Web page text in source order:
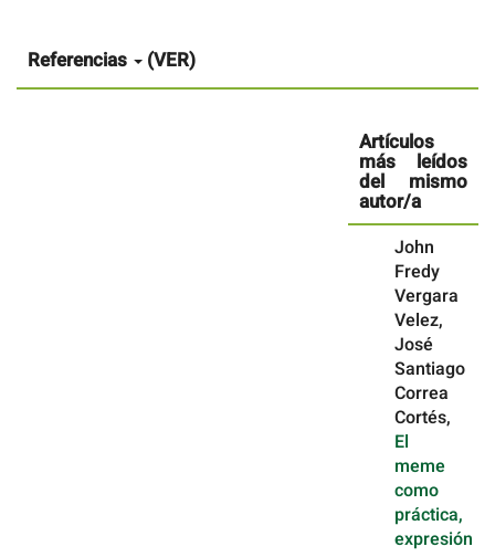
artículo
Referencias (VER)
Artículos
más leídos
del mismo
autor/a
John
Fredy
Vergara
Velez,
José
Santiago
Correa
Cortés,
El
meme
como
práctica,
expresión